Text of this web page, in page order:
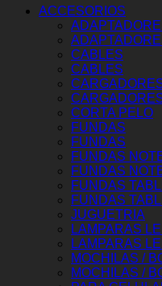
ACCESORIOS
CABLES
CABLES
CORTA PELO
FUNDAS
FUNDAS
FUNDAS
FUNDAS
FUNDAS
FUNDAS
JUGUETRIA
LAMPARAS
LAMPARAS
MOCHILAS /
MOCHILAS /